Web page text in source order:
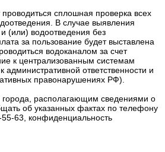
сплошная проверка всех
В случае выявления
(или) водоотведения без
за пользование будет выставлена
водоканалом за счет
к централизованным системам
ответственности и
правонарушениях РФ).
располагающим сведениями о
об указанных фактах по телефону
конфиденциальность